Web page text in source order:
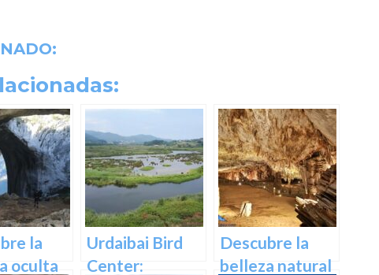
la
oculta
Urdaibai Bird
Center:
Descubre la
belleza natural